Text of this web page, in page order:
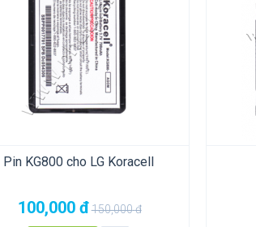
Pin KG800 cho LG Koracell
100,000 đ150,000đ